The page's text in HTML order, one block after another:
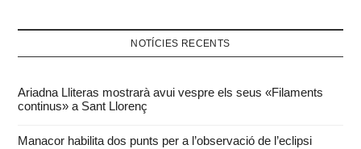
NOTÍCIES RECENTS
Ariadna Lliteras mostrarà avui vespre els seus «Filaments
continus» a Sant Llorenç
Manacor habilita dos punts per a l’observació de l’eclipsi